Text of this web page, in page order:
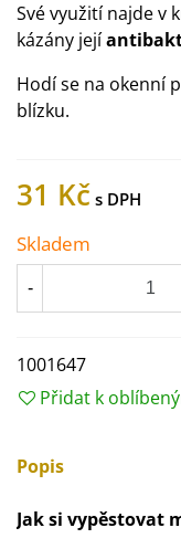
Své využití najde v
kázány její
Hodí se na okenní
blízku.
31 Kč
Skladem
-
1001647
Přidat k
Popis
Jak si vypěstovat